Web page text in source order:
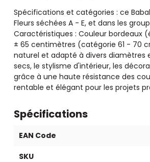
Spécifications et catégories : ce
Fleurs séchées A - E, et dans les
Caractéristiques : Couleur bordeaux
± 65 centimètres (catégorie 61 - 70
naturel et adapté à divers diamètres
secs, le stylisme d'intérieur, les
grâce à une haute résistance des
rentable et élégant pour les projets
Spécifications
EAN Code
SKU